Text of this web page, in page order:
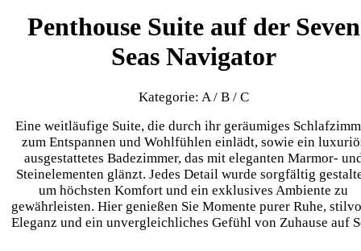
Penthouse Suite auf der Seven
Seas Navigator
Kategorie: A / B / C
Eine weitläufige Suite, die durch ihr geräumiges
zum Entspannen und Wohlfühlen einlädt, sowie ein
ausgestattetes Badezimmer, das mit eleganten Marmor-
Steinelementen glänzt. Jedes Detail wurde sorgfältig
um höchsten Komfort und ein exklusives Ambiente zu
gewährleisten. Hier genießen Sie Momente purer Ruhe,
Eleganz und ein unvergleichliches Gefühl von Zuhause auf